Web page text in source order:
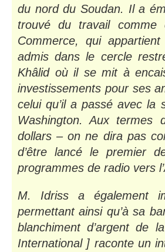
du nord du Soudan. Il a
trouvé du travail comme
Commerce, qui
admis dans le cercle
Khâlid où il se mit à
investissements pour ses
celui qu’il a passé avec la
Washington. Aux termes
dollars – on ne dira pas
d’être lancé le premier
programmes de radio vers
M. Idriss a également
permettant ainsi qu’à sa
blanchiment d’argent de
International ] raconte un